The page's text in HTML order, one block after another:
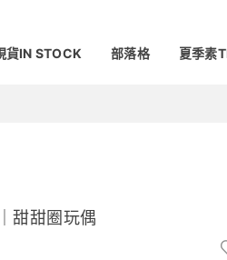
貨IN STOCK 部落格 夏季素
甜甜圈玩偶